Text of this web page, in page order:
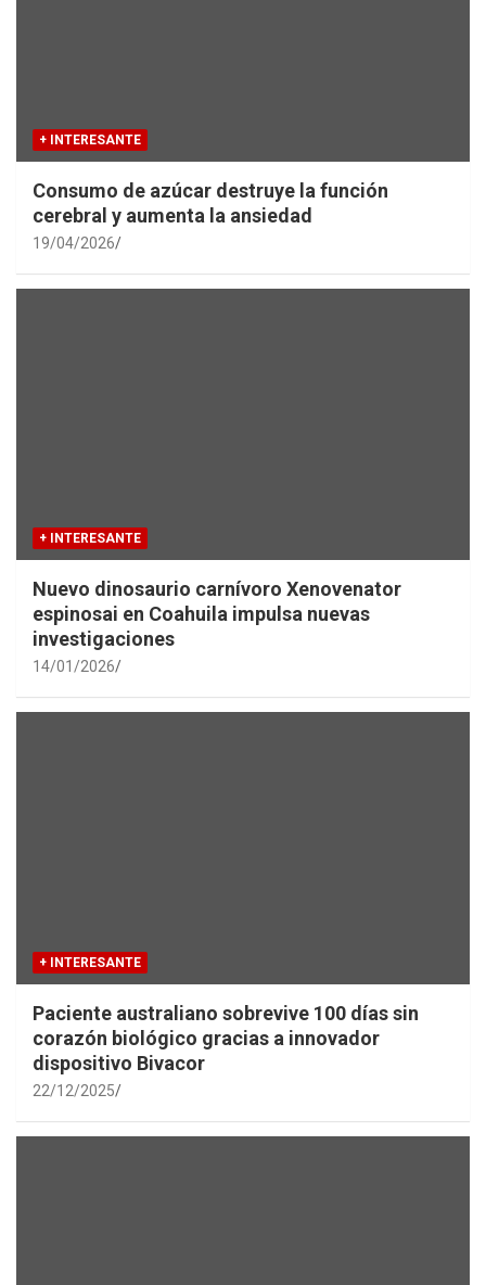
+ INTERESANTE
Consumo de azúcar destruye la función
cerebral y aumenta la ansiedad
19/04/2026
+ INTERESANTE
Nuevo dinosaurio carnívoro Xenovenator
espinosai en Coahuila impulsa nuevas
investigaciones
14/01/2026
+ INTERESANTE
Paciente australiano sobrevive 100 días sin
corazón biológico gracias a innovador
dispositivo Bivacor
22/12/2025